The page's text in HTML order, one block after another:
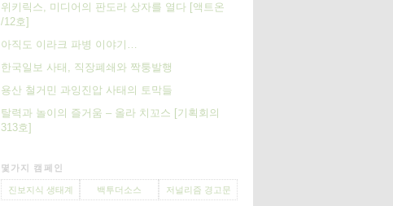
위키릭스, 미디어의 판도라 상자를 열다 [액트온
/12호]
아직도 이라크 파병 이야기…
한국일보 사태, 직장폐쇄와 짝퉁발행
용산 철거민 과잉진압 사태의 토막들
탈력과 놀이의 즐거움 – 올라 치꼬스 [기획회의
313호]
몇가지 캠페인
진보지식 생태계 백투더소스 저널리즘 경고문